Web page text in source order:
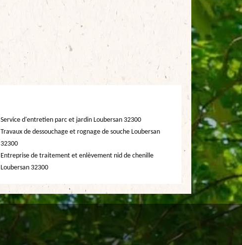
Service d'entretien parc et jardin Loubersan 32300
Travaux de dessouchage et rognage de souche Loubersan
32300
Entreprise de traitement et enlèvement nid de chenille
Loubersan 32300